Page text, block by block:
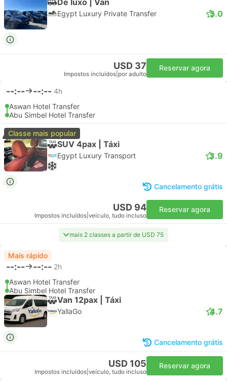
Egypt Luxury Private Transfer 5.0
USD 37
Impostos incluídos por adulto
Reservar agora
--:-- --:-- 4h
Aswan Hotel Transfer
Abu Simbel Hotel Transfer
Classe mais popular
SUV 4pax | Táxi
Egypt Luxury Transport 3.9
Cancelamento grátis
USD 94
Impostos incluídos veículo, tudo incluso
Reservar agora
mais 2 classes a partir de USD 75
Mais rápido
--:-- --:-- 2h
Aswan Hotel Transfer
Abu Simbel Hotel Transfer
Van 12pax | Táxi
YallaGo 4.7
Cancelamento grátis
USD 105
Impostos incluídos veículo, tudo incluso
Reservar agora